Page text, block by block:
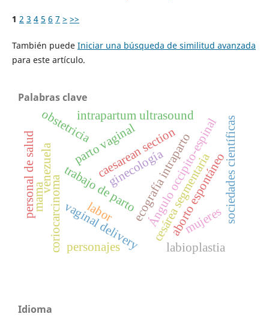
1 2 3 4 5 6 7 > >>
También puede Iniciar una búsqueda de similitud avanzada
para este artículo.
Palabras clave
trabajo de partoecografía intraparto
Ángulo occipito-espinal
parto vaginal
cesárea segmentaria
labor
intrapartum ultrasound
vaginal delivery
caesarean section
coriocarcinoma aborto espontáneo
venezuela
obstetricia sociedades científicas
personajes
ginecología
labioplastia
mujeres
mama
personal de salud
Idioma